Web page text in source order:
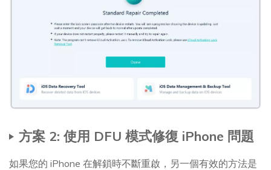
方案 2: 使用 DFU 模式修復 iPhone 問題
如果您的 iPhone 在解鎖時不斷重啟，另一個有效的方法是